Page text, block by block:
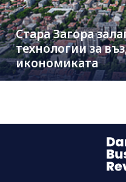
Стара Загора
технологии за
икономиката